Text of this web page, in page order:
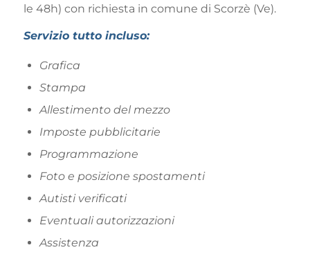
le 48h) con richiesta in comune di Scorzè (Ve).
Servizio tutto incluso:
Grafica
Stampa
Allestimento del mezzo
Imposte pubblicitarie
Programmazione
Foto e posizione spostamenti
Autisti verificati
Eventuali autorizzazioni
Assistenza